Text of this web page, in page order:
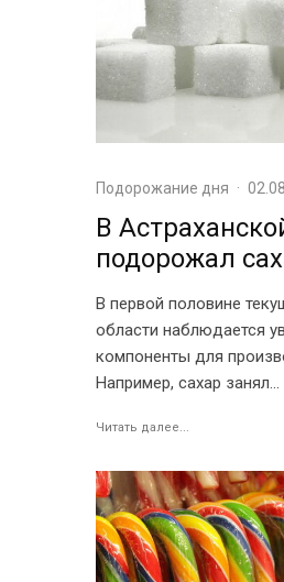
Подорожание дня ·
В
подорожал
В первой половине
области наблюдается
компоненты для
Например, сахар занял...
Читать далее...